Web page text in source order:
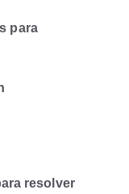
para
resolver